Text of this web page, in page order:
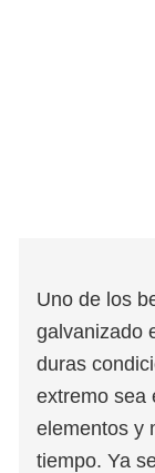
Uno de los
galvanizado
duras
extremo sea
elementos y
tiempo. Ya